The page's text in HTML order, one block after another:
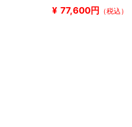
¥ 77,600円 （税込）